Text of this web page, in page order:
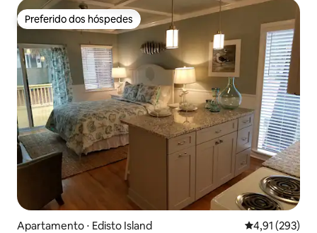
Preferido dos hóspedes
Preferido dos hóspedes
Apartamento ⋅ Edisto Island 4,91 de uma
4,91 (293)